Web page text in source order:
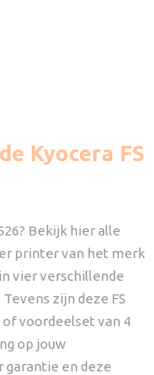
Kyocera FS
Bekijk hier alle
printer van het merk
vier verschillende
zijn deze FS
voordeelset van 4
op jouw
en deze